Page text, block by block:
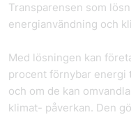
Transparensen som
energianvändning och
Med lösningen kan
procent förnybar energi
och om de kan
klimat- påverkan. Den